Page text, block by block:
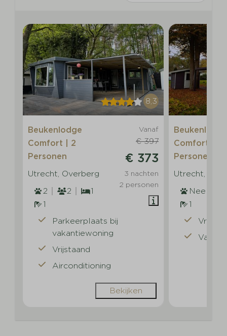
8,3
Vanaf
€ 397
€ 373
3 nachten
2 personen
Beukenlodge
Comfort | 2
Personen
Utrecht, Overberg
2
2
1
1
Parkeerplaats bij
vakantiewoning
Vrijstaand
Airconditioning
Bekijken
Comfort | 4
Personen
Utrecht,
Nee
1